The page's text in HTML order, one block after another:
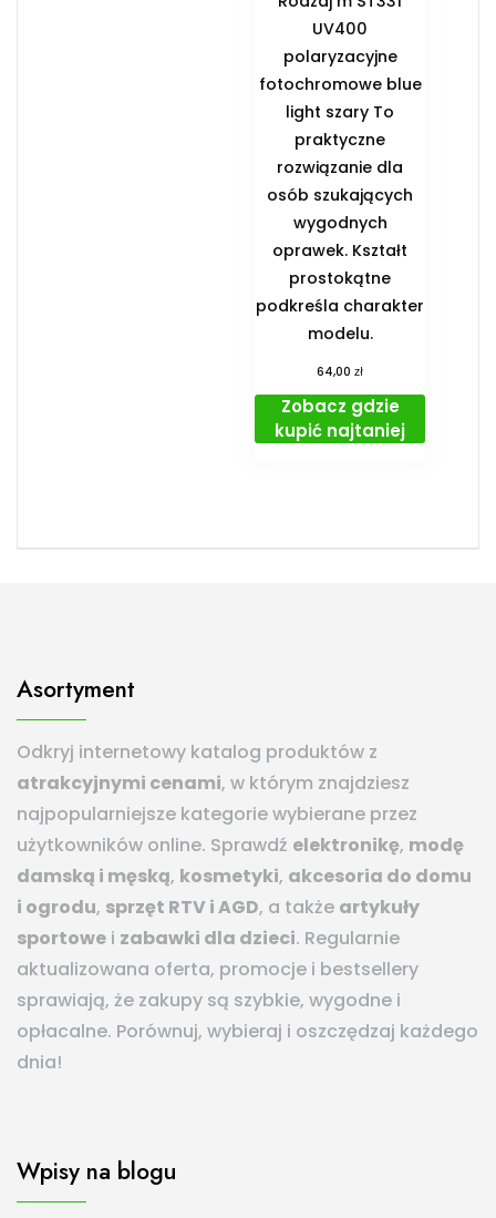
UV400
polaryzacyjne
fotochromowe blue
light szary To
praktyczne
rozwiązanie dla
osób szukających
wygodnych
oprawek. Kształt
prostokątne
podkreśla charakter
modelu.
64,00zł
Zobacz gdzie
kupić najtaniej
Asortyment
Odkryj internetowy katalog produktów z
atrakcyjnymi cenami, w którym znajdziesz
najpopularniejsze kategorie wybierane przez
użytkowników online. Sprawdź elektronikę, modę
damską i męską, kosmetyki, akcesoria do domu
i ogrodu, sprzęt RTV i AGD, a także artykuły
sportowe i zabawki dla dzieci. Regularnie
aktualizowana oferta, promocje i bestsellery
sprawiają, że zakupy są szybkie, wygodne i
opłacalne. Porównuj, wybieraj i oszczędzaj każdego
dnia!
Wpisy na blogu